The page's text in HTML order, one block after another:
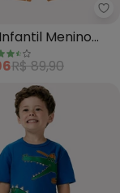
Infantil
Menino
(Amarelo)
R$ 89,90